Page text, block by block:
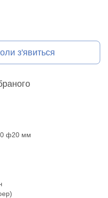
з'явиться
ф20 мм